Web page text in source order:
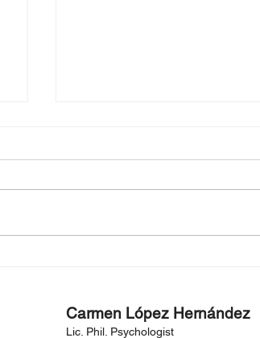
Carmen López Hernández
Lic. Phil. Psychologist